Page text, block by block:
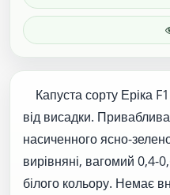
Капуста сорту Еріка
від висадки.
насиченного ясно-
вирівняні, вагомий 0,4-
білого кольору. Немає